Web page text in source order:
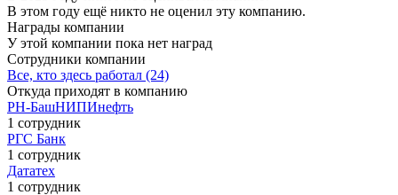
В этом году ещё никто не оценил эту компанию.
Награды компании
У этой компании пока нет наград
Сотрудники компании
Все, кто здесь работал (24)
Откуда приходят в компанию
РН-БашНИПИнефть
1 сотрудник
РГС Банк
1 сотрудник
Дататех
1 сотрудник